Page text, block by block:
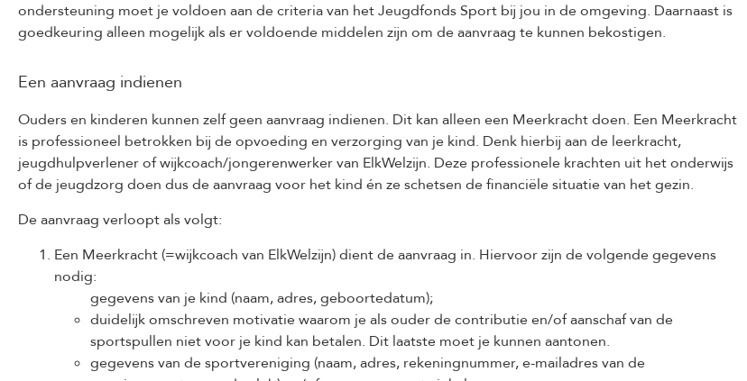
ondersteuning moet je voldoen aan de criteria van het Jeugdfonds Sport bij jou in de omgeving. Daarnaast is
goedkeuring alleen mogelijk als er voldoende middelen zijn om de aanvraag te kunnen bekostigen.
Een aanvraag indienen
Ouders en kinderen kunnen zelf geen aanvraag indienen. Dit kan alleen een Meerkracht doen. Een Meerkracht
is professioneel betrokken bij de opvoeding en verzorging van je kind. Denk hierbij aan de leerkracht,
jeugdhulpverlener of wijkcoach/jongerenwerker van ElkWelzijn. Deze professionele krachten uit het onderwijs
of de jeugdzorg doen dus de aanvraag voor het kind én ze schetsen de financiële situatie van het gezin.
De aanvraag verloopt als volgt:
Een Meerkracht (=wijkcoach van ElkWelzijn) dient de aanvraag in. Hiervoor zijn de volgende gegevens
nodig:
gegevens van je kind (naam, adres, geboortedatum);
duidelijk omschreven motivatie waarom je als ouder de contributie en/of aanschaf van de
sportspullen niet voor je kind kan betalen. Dit laatste moet je kunnen aantonen.
gegevens van de sportvereniging (naam, adres, rekeningnummer, e-mailadres van de